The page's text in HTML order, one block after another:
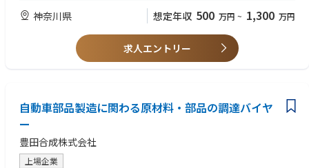
■働き方
今後について：
商用車シェア8割を有するいすゞ自動車を含め、各社に私たちの技術が用
いられています。商用車でも電動化の加速
が大きく見込まれる中、弊社の『e-Axle』の引き合いが増えております。
いすゞ自動車グループのTier1メーカーとして、今後も電動
公認内部監査人 尚可
神奈川県 想定年収 500 万円 ~ 1,300 万円
求人エントリー
自動車部品製造に関わる原材料・部品の調達バイヤ
ー
豊田合成株式会社
上場企業